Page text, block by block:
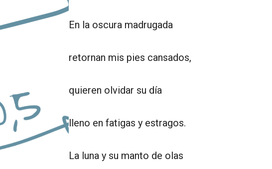
En la oscura madrugada
retornan mis pies cansados,
quieren olvidar su día
lleno en fatigas y estragos.
La luna y su manto de olas